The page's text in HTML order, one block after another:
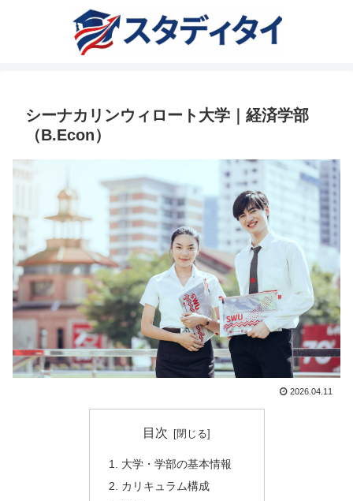
シーナカリンウィロート大学｜経済学部
（B.Econ）
2026.04.11
目次
大学・学部の基本情報
カリキュラム構成